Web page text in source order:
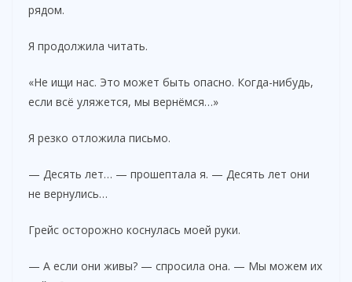
рядом.
Я продолжила читать.
«Не ищи нас. Это может быть опасно. Когда-нибудь,
если всё уляжется, мы вернёмся…»
Я резко отложила письмо.
— Десять лет… — прошептала я. — Десять лет они
не вернулись…
Грейс осторожно коснулась моей руки.
— А если они живы? — спросила она. — Мы можем их